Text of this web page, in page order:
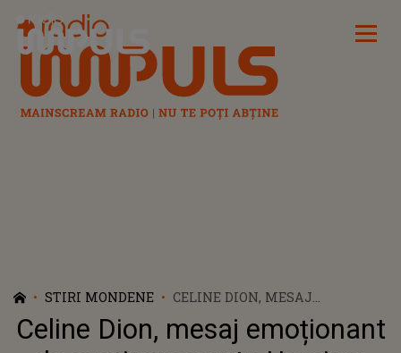
Radio Impuls
STIRI MONDENE
CELINE DION, MESAJ
EMOȚIONANT DE SUSȚINERE
PENTU UCRAINA: „NIMENI NU
Celine Dion, mesaj emoționant